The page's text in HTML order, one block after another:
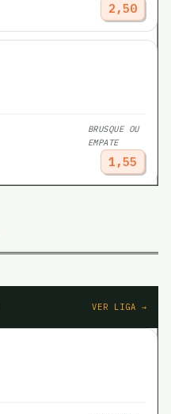
2,50
BRUSQUE OU
EMPATE
1,55
VER LIGA →